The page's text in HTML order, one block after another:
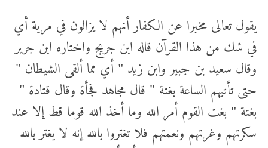
يقول تعالى مخبرا عن الكفار أنهم لا يزالون في مرية أي
في شك من هذا القرآن قاله ابن جريج واختاره ابن جرير
وقال سعيد بن جبير وابن زيد " أي مما ألقى الشيطان "
حتى تأتيهم الساعة بغتة " قال مجاهد فجأة وقال قتادة "
بغتة " بغت القوم أمر الله وما أخذ الله قوما قط إلا عند
سكرتهم وغرتهم ونعمتهم فلا تغتروا بالله إنه لا يغتر بالله